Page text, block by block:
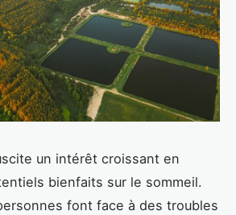
un intérêt croissant en
bienfaits sur le sommeil.
font face à des troubles